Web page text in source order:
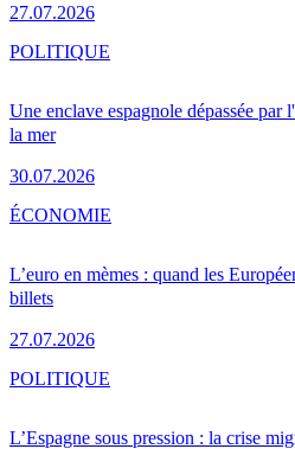
27.07.2026
Une enclave espagnole dépassée
la mer
30.07.2026
POLITIQUE
L’euro en mèmes : quand les
billets
27.07.2026
ÉCONOMIE
L’Espagne sous pression : la crise
POLITIQUE